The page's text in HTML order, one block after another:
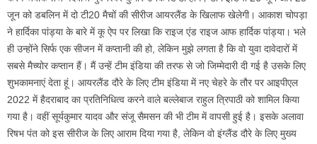
जून को डबलिन में दो टी20 मैचों की सीरीज आयरलैंड के खिलाफ खेलेगी। आकाश चोपड़ा
ने हार्दिका पांड्या के बारे में कू ऐप पर लिखा कि राइज एंड राइज आफ हार्दिक पांड्या। भले
ही उन्होंने सिर्फ एक सीजन में कप्तानी की हो, लेकिन मुझे लगता है कि वो युवा दावेदारों में
सबसे मैच्योर कप्तान हैं। मैं उन्हें टीम इंडिया की तरफ से जो जिम्मेदारी दी गई है उसके लिए
शुभकामनाएं देता हूं। आयरलैंड दौरे के लिए टीम इंडिया में नए चेहरे के तौर पर आइपीएल
2022 में हैदराबाद का प्रतिनिधित्व करने वाले बल्लेबाज राहुल त्रिपाठी को शामिल किया
गया है। वहीं सूर्यकुमार यादव और संजू सैमसन की भी टीम में वापसी हुई है। इसके अलावा
रिषभ पंत को इस सीरीज के लिए आराम दिया गया है, लेकिन वो इंग्लैंड दौरे के लिए मुख्य